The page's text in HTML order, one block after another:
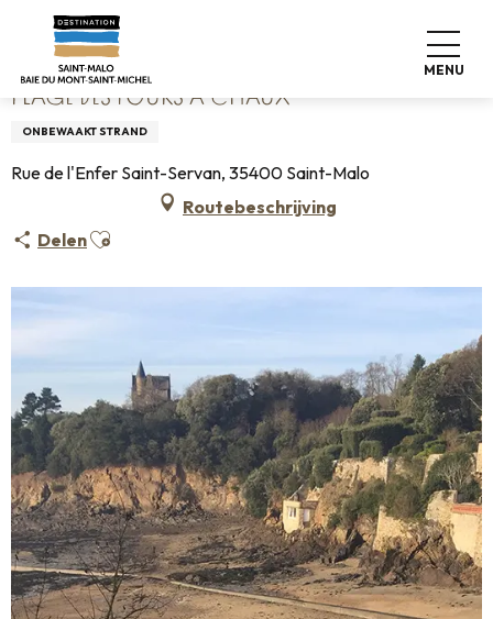
contenu
principal
MENU
Home Plage des Fours à Chaux
PLAGE DES FOURS À CHAUX
ONBEWAAKT STRAND
Rue de l'Enfer Saint-Servan, 35400 Saint-Malo
Routebeschrijving
DelenAjouter aux favoris